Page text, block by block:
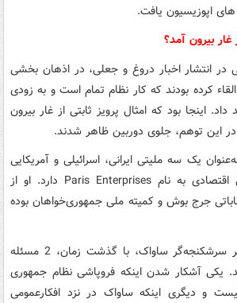
اپوزیسیون یافت.
بیرون آمد؟
در انتشار اخبار دروغ و جعلی، در اذهان بخشی
کرده بودند که کار نظام تمام است و به زودی
اینجا بود که امثال پرویز ثابتی از غار بیرون
در این توهم، جلوی دوربین ظاهر شدند.
یک سه ‌ملیتی ایرانی، اسرائیلی و آمریکایی
زندگی می‌کند و شرکتی اقتصادی به ‌نام Paris Enterprises دارد. او از
جرج بوش و کمیته ملی جمهوری‌خواهان بوده‌
اما پس از انتشار تصویر سرشکنجه‌گر ساواک، با گذشت زمان، 2 مسئله
آشکار شدن اینکه فروپاشی نظام جمهوری
و دیگری اینکه ساواک در نزد افکارعمومی